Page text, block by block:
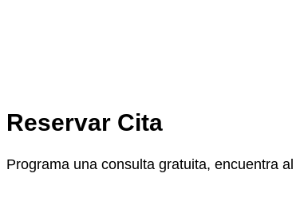
Reservar Cita
Programa una consulta gratuita, encuentra